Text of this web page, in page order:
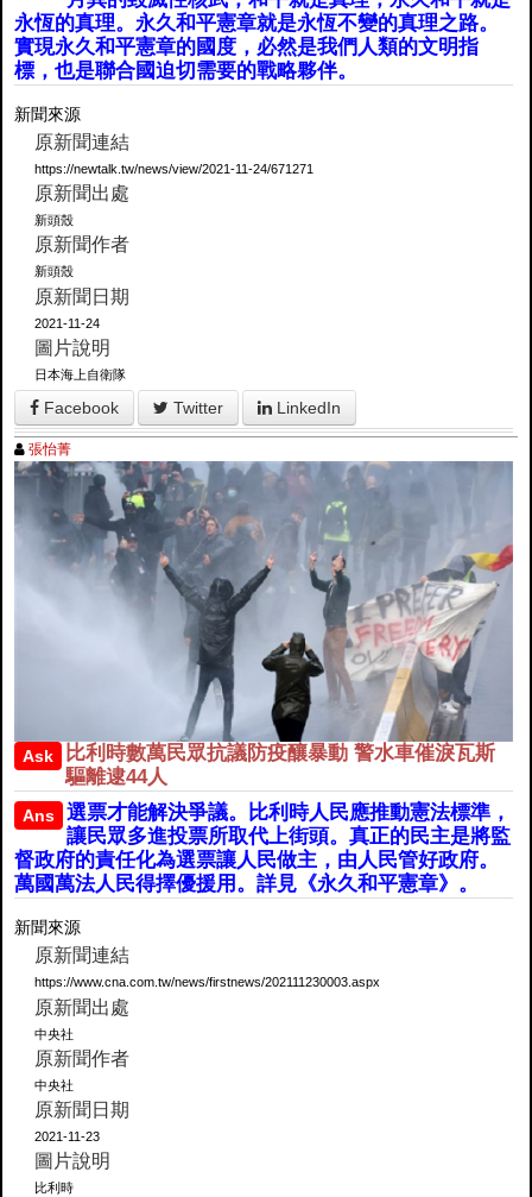
永恆的真理。永久和平憲章就是永恆不變的真理之路。
實現永久和平憲章的國度，必然是我們人類的文明指
標，也是聯合國迫切需要的戰略夥伴。
新聞來源
原新聞連結
https://newtalk.tw/news/view/2021-11-24/671271
原新聞出處
新頭殼
原新聞作者
新頭殼
原新聞日期
2021-11-24
圖片說明
日本海上自衛隊
Facebook Twitter LinkedIn
張怡菁
Ask
比利時數萬民眾抗議防疫釀暴動 警水車催淚瓦斯
驅離逮44人
Ans
選票才能解決爭議。比利時人民應推動憲法標準，
讓民眾多進投票所取代上街頭。真正的民主是將監
督政府的責任化為選票讓人民做主，由人民管好政府。
萬國萬法人民得擇優援用。詳見《永久和平憲章》。
新聞來源
原新聞連結
https://www.cna.com.tw/news/firstnews/202111230003.aspx
原新聞出處
中央社
原新聞作者
中央社
原新聞日期
2021-11-23
圖片說明
比利時